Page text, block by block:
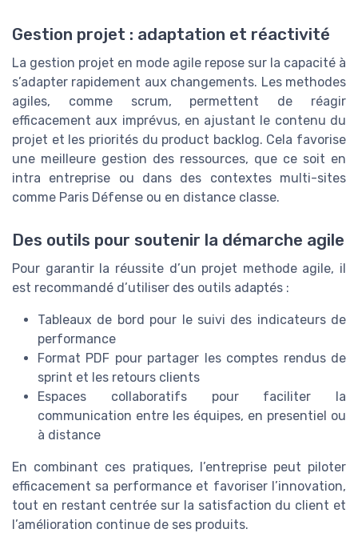
Gestion projet : adaptation et réactivité
La gestion projet en mode agile repose sur la capacité à
s’adapter rapidement aux changements. Les methodes
agiles, comme scrum, permettent de réagir
efficacement aux imprévus, en ajustant le contenu du
projet et les priorités du product backlog. Cela favorise
une meilleure gestion des ressources, que ce soit en
intra entreprise ou dans des contextes multi-sites
comme Paris Défense ou en distance classe.
Des outils pour soutenir la démarche agile
Pour garantir la réussite d’un projet methode agile, il
est recommandé d’utiliser des outils adaptés :
Tableaux de bord pour le suivi des indicateurs de
performance
Format PDF pour partager les comptes rendus de
sprint et les retours clients
Espaces collaboratifs pour faciliter la
communication entre les équipes, en presentiel ou
à distance
En combinant ces pratiques, l’entreprise peut piloter
efficacement sa performance et favoriser l’innovation,
tout en restant centrée sur la satisfaction du client et
l’amélioration continue de ses produits.